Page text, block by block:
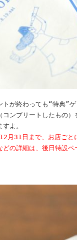
トが終わっても“特典”
コンプリートしたもの
よ。
月31日まで、お店ごと
の詳細は、後日特設ペ